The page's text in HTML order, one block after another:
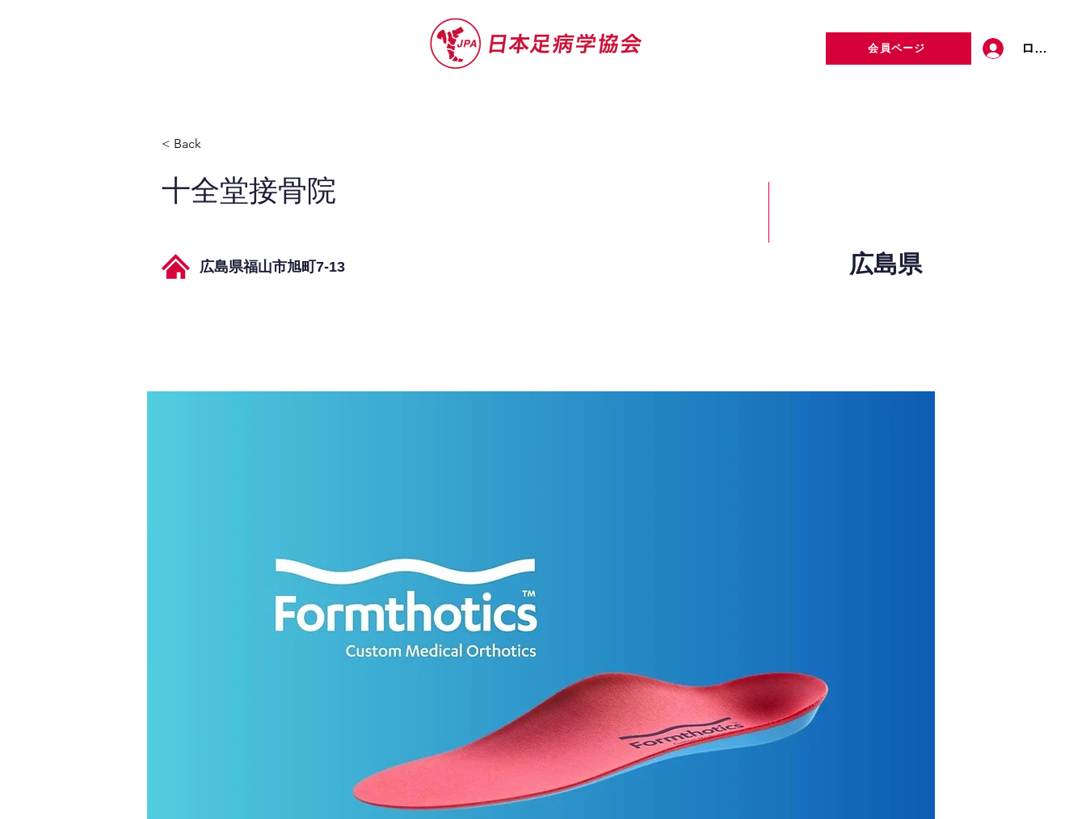
会員ページ ログイン
< Back
十全堂接骨院
広島県福山市旭町7-13 広島県